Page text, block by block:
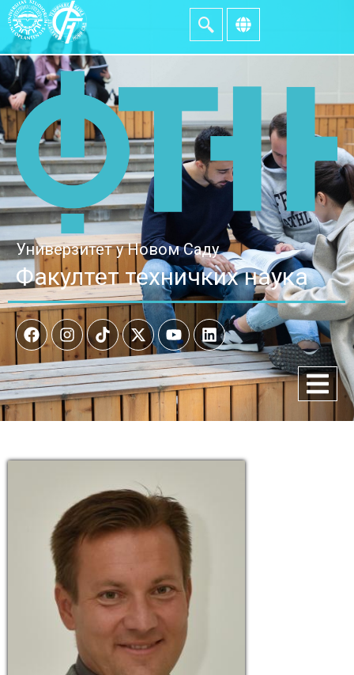
Универзитет у Новом Саду
Факултет техничких наука